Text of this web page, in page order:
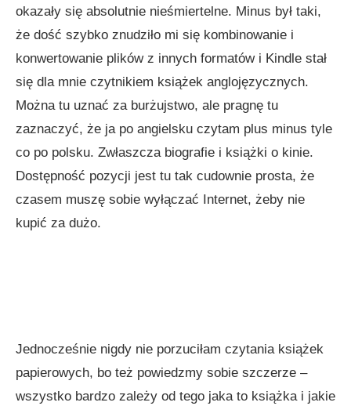
okazały się absolutnie nieśmiertelne. Minus był taki,
że dość szybko znudziło mi się kombinowanie i
konwertowanie plików z innych formatów i Kindle stał
się dla mnie czytnikiem książek anglojęzycznych.
Można tu uznać za burżujstwo, ale pragnę tu
zaznaczyć, że ja po angielsku czytam plus minus tyle
co po polsku. Zwłaszcza biografie i książki o kinie.
Dostępność pozycji jest tu tak cudownie prosta, że
czasem muszę sobie wyłączać Internet, żeby nie
kupić za dużo.
Jednocześnie nigdy nie porzuciłam czytania książek
papierowych, bo też powiedzmy sobie szczerze –
wszystko bardzo zależy od tego jaka to książka i jakie